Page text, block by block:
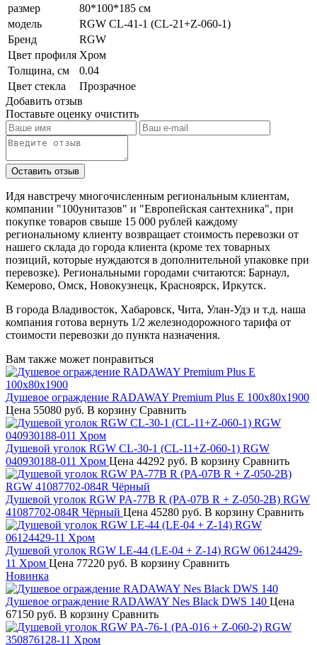
размер
80*100*185 см
модель
RGW CL-41-1 (CL-21+Z-060-1)
Бренд
RGW
Цвет профиля Хром
Толщина, см
0.04
Цвет стекла
Прозрачное
Добавить отзыв
Поставьте оценку очистить
Идя навстречу многочисленным региональным клиентам,
компании "100унитазов" и "Европейская сантехника", при
покупке товаров свыше 15 000 рублей каждому
региональному клиенту возвращает стоимость перевозки от
нашего склада до города клиента (кроме тех товарных
позиций, которые нуждаются в дополнительной упаковке при
перевозке). Региональными городами считаются: Барнаул,
Кемерово, Омск, Новокузнецк, Красноярск, Иркутск.
В города Владивосток, Хабаровск, Чита, Улан-Удэ и т.д. наша
компания готова вернуть 1/2 железнодорожного тарифа от
стоимости перевозки до пункта назначения.
Вам также может понравиться
Душевое ограждение RADAWAY Premium Plus Е 100х80х1900
Цена 55080 руб. В корзину Сравнить
Душевой уголок RGW CL-30-1 (CL-11+Z-060-1) RGW
040930188-011 Хром Цена 44292 руб. В корзину Сравнить
Душевой уголок RGW PA-77B R (PA-07B R + Z-050-2B) RGW
41087702-084R Чёрный Цена 45280 руб. В корзину Сравнить
Душевой уголок RGW LE-44 (LE-04 + Z-14) RGW 06124429-
11 Хром Цена 77220 руб. В корзину Сравнить
Новинка
Душевое ограждение RADAWAY Nes Black DWS 140 Цена
67150 руб. В корзину Сравнить